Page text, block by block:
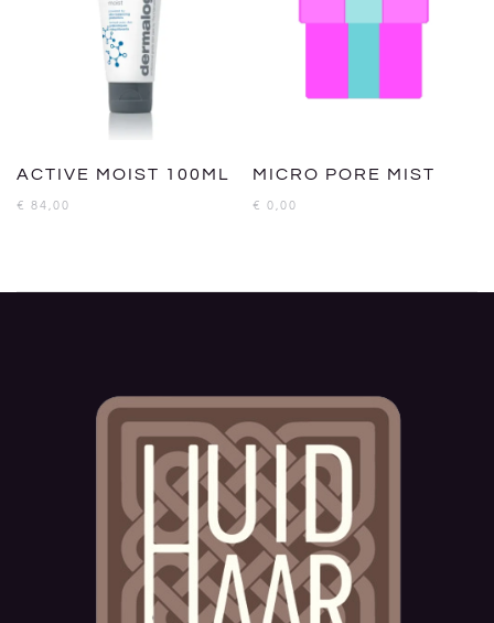
ACTIVE MOIST 100ML
€ 84,00
MICRO PORE MIST
€ 0,00